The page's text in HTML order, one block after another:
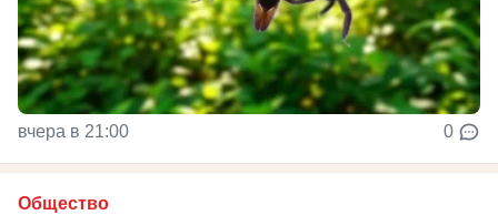
вчера в 21:00 0
Общество